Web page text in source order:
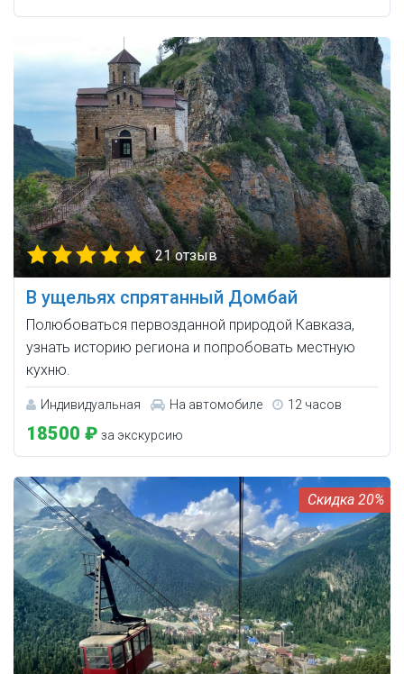
21 отзыв
В ущельях спрятанный Домбай
Полюбоваться первозданной природой Кавказа,
узнать историю региона и попробовать местную
кухню.
Индивидуальная На автомобиле 12 часов
18500 ₽ за экскурсию
20%